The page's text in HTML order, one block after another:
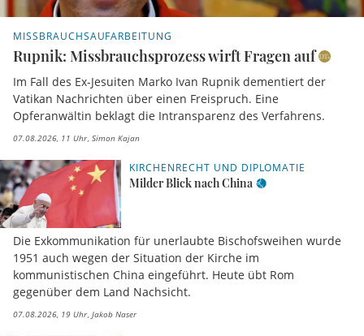
MISSBRAUCHSAUFARBEITUNG
Rupnik: Missbrauchsprozess wirft Fragen auf
Im Fall des Ex-Jesuiten Marko Ivan Rupnik dementiert der
Vatikan Nachrichten über einen Freispruch. Eine
Opferanwältin beklagt die Intransparenz des Verfahrens.
07.08.2026, 11 Uhr Simon Kajan
KIRCHENRECHT UND DIPLOMATIE
Milder Blick nach China
Die Exkommunikation für unerlaubte Bischofsweihen wurde
1951 auch wegen der Situation der Kirche im
kommunistischen China eingeführt. Heute übt Rom
gegenüber dem Land Nachsicht.
07.08.2026, 19 Uhr Jakob Naser